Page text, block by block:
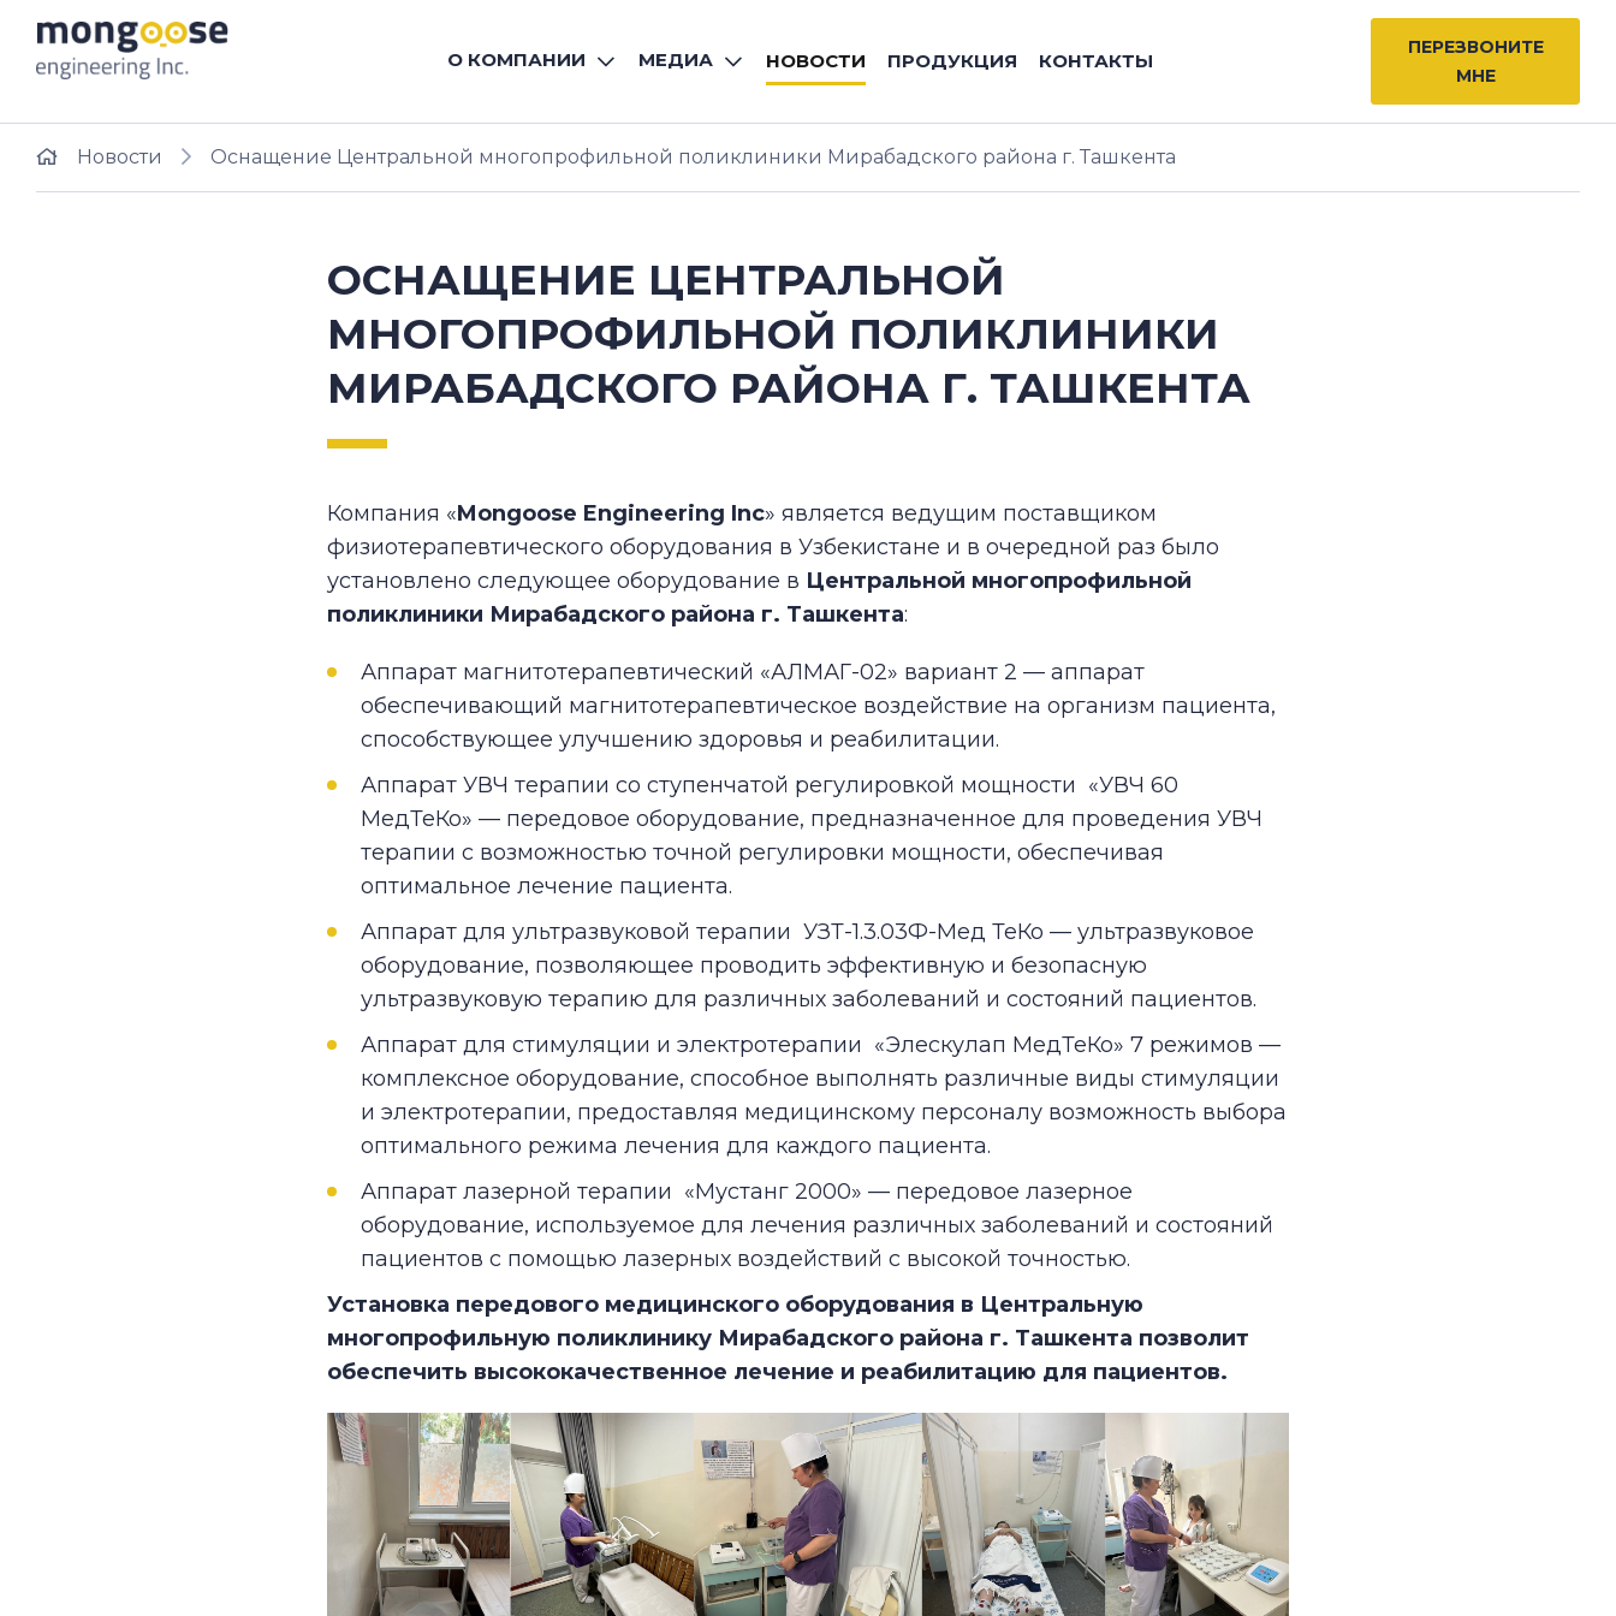
О КОМПАНИИ МЕДИА НОВОСТИ ПРОДУКЦИЯ КОНТАКТЫ
ПЕРЕЗВОНИТЕ
МНЕ
Новости Оснащение Центральной многопрофильной поликлиники Мирабадского района г. Ташкента
ОСНАЩЕНИЕ ЦЕНТРАЛЬНОЙ
МНОГОПРОФИЛЬНОЙ ПОЛИКЛИНИКИ
МИРАБАДСКОГО РАЙОНА Г. ТАШКЕНТА
Компания «Mongoose Engineering Inc» является ведущим поставщиком
физиотерапевтического оборудования в Узбекистане и в очередной раз было
установлено следующее оборудование в Центральной многопрофильной
поликлиники Мирабадского района г. Ташкента:
Аппарат магнитотерапевтический «АЛМАГ-02» вариант 2 — аппарат
обеспечивающий магнитотерапевтическое воздействие на организм пациента,
способствующее улучшению здоровья и реабилитации.
Аппарат УВЧ терапии со ступенчатой регулировкой мощности «УВЧ 60
МедТеКо» — передовое оборудование, предназначенное для проведения УВЧ
терапии с возможностью точной регулировки мощности, обеспечивая
оптимальное лечение пациента.
Аппарат для ультразвуковой терапии УЗТ-1.3.03Ф-Мед ТеКо — ультразвуковое
оборудование, позволяющее проводить эффективную и безопасную
ультразвуковую терапию для различных заболеваний и состояний пациентов.
Аппарат для стимуляции и электротерапии «Элескулап МедТеКо» 7 режимов —
комплексное оборудование, способное выполнять различные виды стимуляции
и электротерапии, предоставляя медицинскому персоналу возможность выбора
оптимального режима лечения для каждого пациента.
Аппарат лазерной терапии «Мустанг 2000» — передовое лазерное
оборудование, используемое для лечения различных заболеваний и состояний
пациентов с помощью лазерных воздействий с высокой точностью.
Установка передового медицинского оборудования в Центральную
многопрофильную поликлинику Мирабадского района г. Ташкента позволит
обеспечить высококачественное лечение и реабилитацию для пациентов.